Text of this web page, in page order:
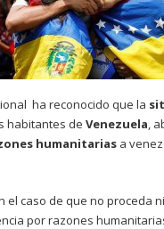
ha reconocido que la
habitantes de Venezuela,
humanitarias a
el caso de que no proceda
por razones